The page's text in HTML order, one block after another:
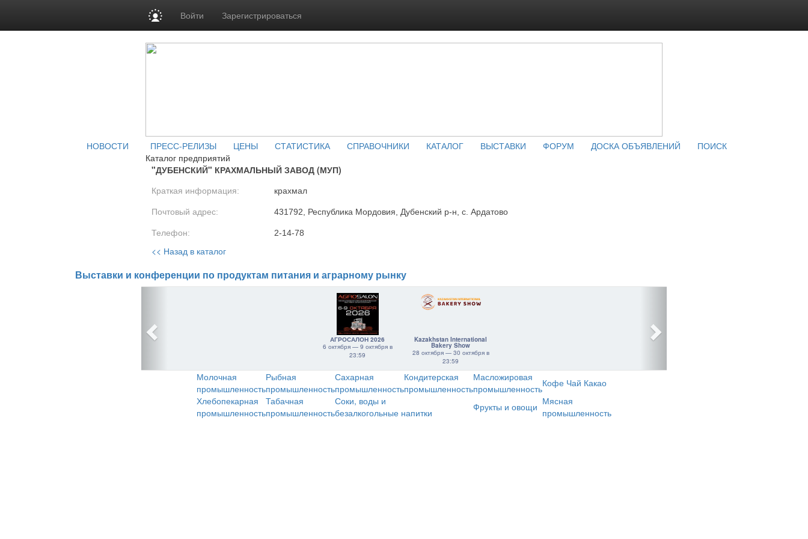
Войти Зарегистрироваться
НОВОСТИ ПРЕСС-РЕЛИЗЫ ЦЕНЫ СТАТИСТИКА СПРАВОЧНИКИ КАТАЛОГ ВЫСТАВКИ ФОРУМ ДОСКА ОБЪЯВЛЕНИЙ
ПОИСК
Каталог предприятий
"ДУБЕНСКИЙ" КРАХМАЛЬНЫЙ ЗАВОД (МУП)
Краткая информация: крахмал
Почтовый адрес: 431792, Республика Мордовия, Дубенский р-н, с. Ардатово
Телефон: 2-14-78
<< Назад в каталог
Выставки и конференции по продуктам питания и аграрному рынку
АГРОСАЛОН 2026
6 октября — 9 октября в
23:59
Kazakhstan International
Bakery Show
28 октября — 30 октября в
23:59
Молочная
промышленность
Рыбная
промышленность
Сахарная
промышленность
Кондитерская
промышленность
Масложировая
промышленностьКофе Чай Какао
Хлебопекарная
промышленность
Табачная
промышленность
Соки, воды и
безалкогольные напитки
Фрукты и овощи Мясная
промышленность